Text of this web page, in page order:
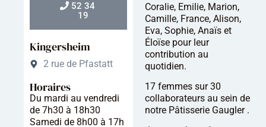
52 34
19
Kingersheim
2 rue de Pfastatt
Horaires
Du mardi au vendredi
de 7h30 à 18h30
Samedi de 8h00 à 17h
Coralie, Emilie, Marion,
Camille, France, Alison,
Eva, Sophie, Anaïs et
Éloïse pour leur
contribution au
quotidien.
17 femmes sur 30
collaborateurs au sein de
notre Pâtisserie Gaugler .